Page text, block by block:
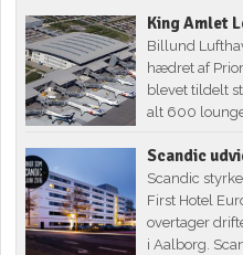
King Amlet
Billund
hædret af
blevet tildelt
alt 600
Scandic
Scandic
First Hotel
overtager
i Aalborg.